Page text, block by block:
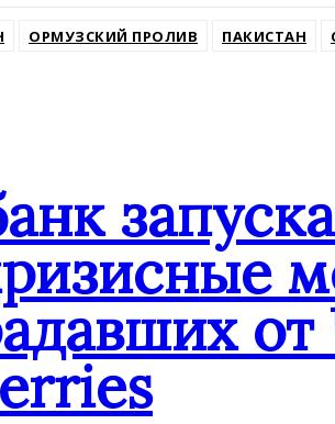
ОРМУЗСКИЙ ПРОЛИВ ПАКИСТАН